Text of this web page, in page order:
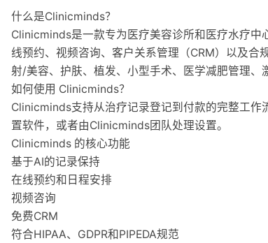
什么是Clinicminds？
Clinicminds是一款专为医疗美容诊所和医疗水疗
线预约、视频咨询、客户关系管理（CRM）以及合
射/美容、护肤、植发、小型手术、医学减肥管理、
如何使用 Clinicminds？
Clinicminds支持从治疗记录登记到付款的完整工
置软件，或者由Clinicminds团队处理设置。
Clinicminds 的核心功能
基于AI的记录保持
在线预约和日程安排
视频咨询
免费CRM
符合HIPAA、GDPR和PIPEDA规范